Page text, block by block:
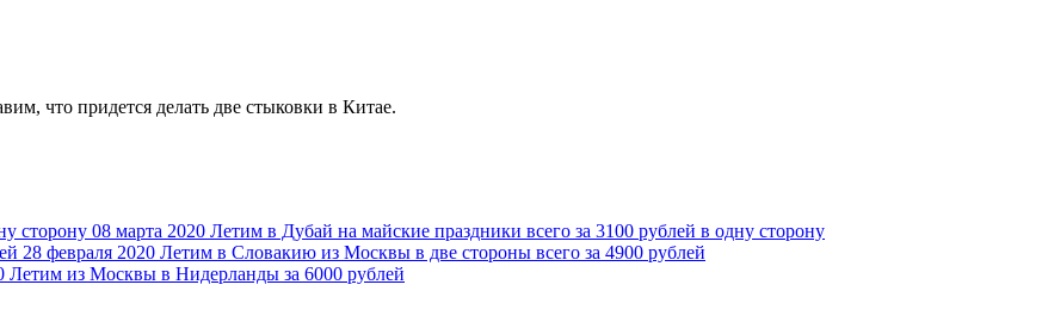
что придется делать две стыковки в Китае.
08 марта 2020 Летим в Дубай на майские праздники всего за 3100 рублей в одну сторону
28 февраля 2020 Летим в Словакию из Москвы в две стороны всего за 4900 рублей
Летим из Москвы в Нидерланды за 6000 рублей